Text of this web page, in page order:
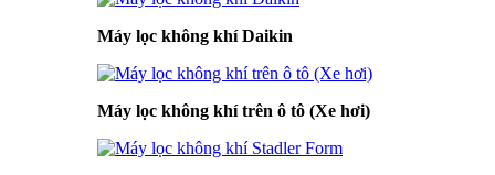
Máy lọc không khí Daikin
Máy lọc không khí trên ô tô (Xe hơi)